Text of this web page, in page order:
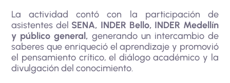
La actividad contó con la participación de
asistentes del SENA, INDER Bello, INDER Medellín
y público general, generando un intercambio de
saberes que enriqueció el aprendizaje y promovió
el pensamiento crítico, el diálogo académico y la
divulgación del conocimiento.